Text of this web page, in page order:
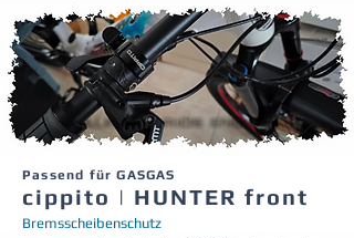
Passend für GASGAS
cippito | HUNTER front
Bremsscheibenschutz